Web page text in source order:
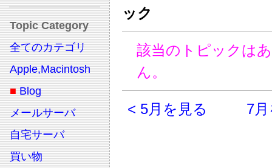
Topic Category
全てのカテゴリ
Apple,Macintosh
■ Blog
メールサーバ
自宅サーバ
買い物
ック
該当のトピックは
ん。
< 5月を見る 7